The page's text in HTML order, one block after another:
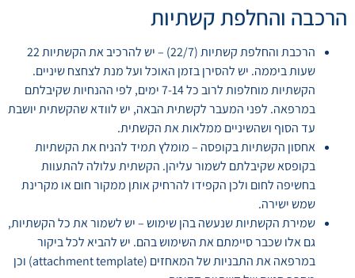
הרכבה והחלפת קשתיות​
​הרכבת והחלפת קשתיות (22/7) – יש להרכיב את הקשתיות 22
שעות ביממה. יש להסירן בזמן האוכל ועל מנת לצחצח שיניים.
הקשתיות מוחלפות לרוב כל 7-14 ימים, לפי ההנחיות שקיבלתם
במרפאה. לפני המעבר לקשתית הבאה, יש לוודא שהקשתית יושבת
עד הסוף ושהשיניים ממלאות את הקשתית.
​אחסון הקשתיות בקופסה – מומלץ תמיד להניח את הקשתיות
בקופסא שקיבלתם לשמור עליהן. הקשתית עלולה להתעוות
בחשיפה לחום ולכן הקפידו להרחיק אותן ממקור חום או מקרינת
שמש ישירה.
​שמירת הקשתיות שנעשה בהן שימוש – יש לשמור את כל הקשתיות,
גם אלו שכבר סיימתם את השימוש בהם. יש להביא לכל ביקור
במרפאה את התבניות של המאחזים (attachment template) וכן